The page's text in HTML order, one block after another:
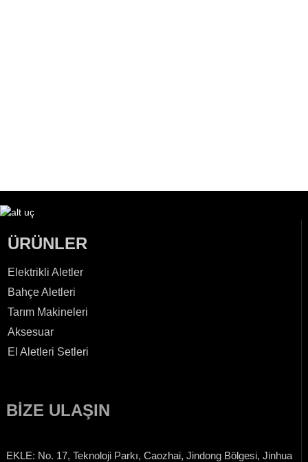
ÜRÜNLER
Elektrikli Aletler
Bahçe Aletleri
Tarım Makineleri
Aksesuar
El Aletleri Setleri
BIZE ULAŞIN
EKLE: No. 17, Teknoloji Parkı, Caozhai, Jindong Bölgesi, Jinhua